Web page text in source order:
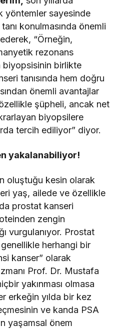
yöntemler sayesinde
konulmasında önemli
ederek, “Örneğin,
rezonans
birlikte
tanısında hem doğru
önemli avantajlar
şüpheli, ancak net
biyopsilere
tercih ediliyor” diyor.
yakalanabiliyor!
oluştuğu kesin olarak
yaş, ailede ve özellikle
prostat kanseri
zengin
vurgulanıyor. Prostat
herhangi bir
kanser” olarak
Prof. Dr. Mustafa
yakınması olmasa
erkeğin yılda bir kez
ve kanda PSA
yaşamsal önem